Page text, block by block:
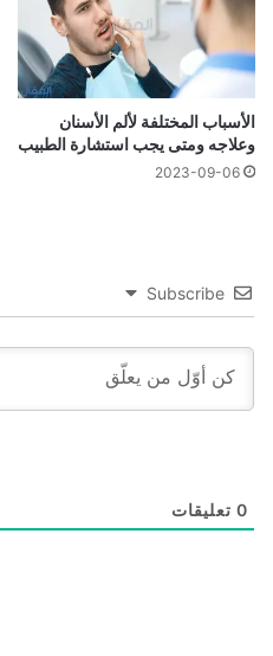
الأسباب المختلفة لألم الأسنان
وعلاجه ومتى يجب استشارة الطبيب
2023-09-06
Subscribe
0 تعليقات